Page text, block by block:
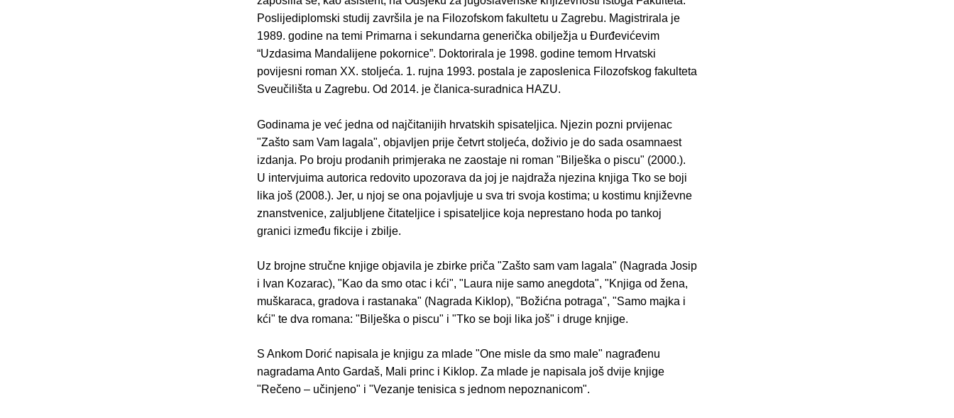
Poslijediplomski studij završila je na Filozofskom fakultetu u Zagrebu. Magistrirala je
1989. godine na temi Primarna i sekundarna generička obilježja u Đurđevićevim
“Uzdasima Mandalijene pokornice”. Doktorirala je 1998. godine temom Hrvatski
povijesni roman XX. stoljeća. 1. rujna 1993. postala je zaposlenica Filozofskog fakulteta
Sveučilišta u Zagrebu. Od 2014. je članica-suradnica HAZU.
Godinama je već jedna od najčitanijih hrvatskih spisateljica. Njezin pozni prvijenac
"Zašto sam Vam lagala", objavljen prije četvrt stoljeća, doživio je do sada osamnaest
izdanja. Po broju prodanih primjeraka ne zaostaje ni roman "Bilješka o piscu" (2000.).
U intervjuima autorica redovito upozorava da joj je najdraža njezina knjiga Tko se boji
lika još (2008.). Jer, u njoj se ona pojavljuje u sva tri svoja kostima; u kostimu književne
znanstvenice, zaljubljene čitateljice i spisateljice koja neprestano hoda po tankoj
granici između fikcije i zbilje.
Uz brojne stručne knjige objavila je zbirke priča "Zašto sam vam lagala" (Nagrada Josip
i Ivan Kozarac), "Kao da smo otac i kći", "Laura nije samo anegdota", "Knjiga od žena,
muškaraca, gradova i rastanaka" (Nagrada Kiklop), "Božićna potraga", "Samo majka i
kći" te dva romana: "Bilješka o piscu" i "Tko se boji lika još" i druge knjige.
S Ankom Dorić napisala je knjigu za mlade "One misle da smo male" nagrađenu
nagradama Anto Gardaš, Mali princ i Kiklop. Za mlade je napisala još dvije knjige
"Rečeno – učinjeno" i "Vezanje tenisica s jednom nepoznanicom".